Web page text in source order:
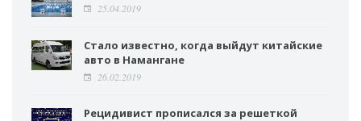
25.04.2019
Стало известно, когда выйдут китайские
авто в Намангане
26.02.2019
Рецидивист прописался за решеткой